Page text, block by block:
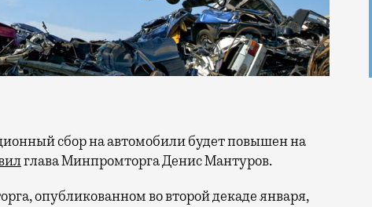
глава Минпромторга Денис Мантуров.
опубликованном во второй декаде января,